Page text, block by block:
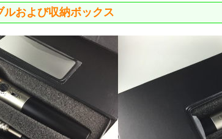
ルおよび収納ボックス